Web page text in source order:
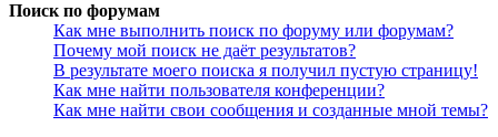
Поиск по форумам
Как мне выполнить поиск по форуму или форумам?
Почему мой поиск не даёт результатов?
В результате моего поиска я получил пустую страницу!
Как мне найти пользователя конференции?
Как мне найти свои сообщения и созданные мной темы?